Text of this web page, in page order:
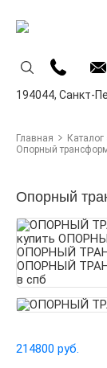
194044, Санкт-
Главная
Каталог
Опорный
Опорный
214800 руб.